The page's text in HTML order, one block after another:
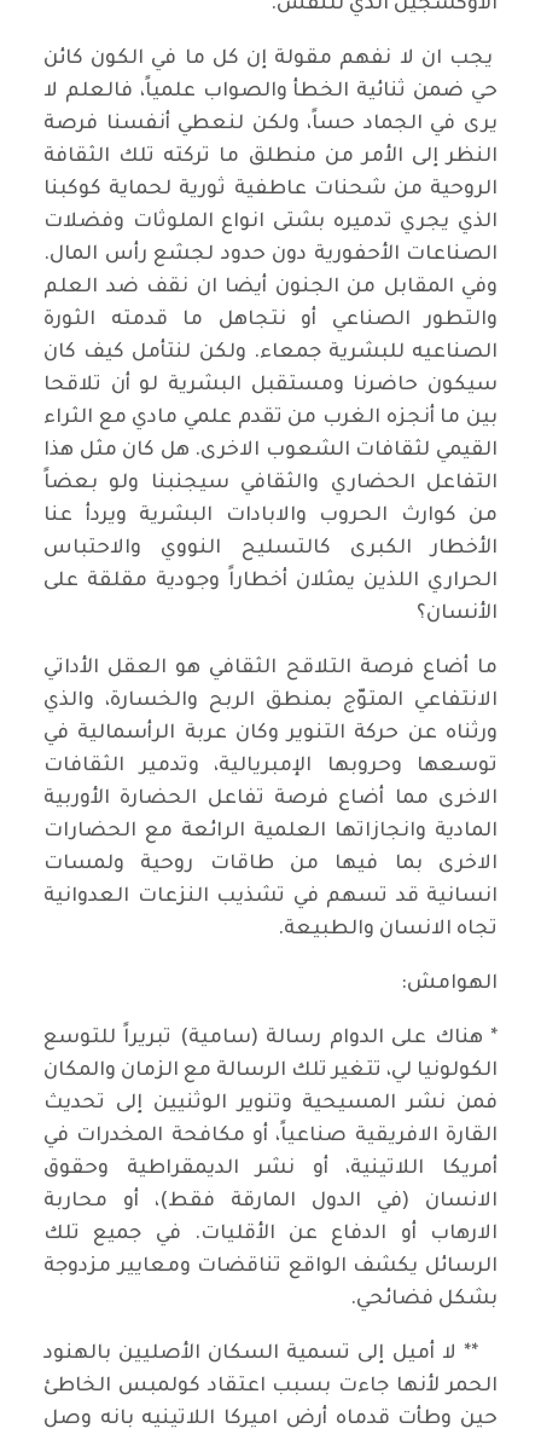
الأوكسجين الذي نتنفس.
يجب ان لا نفهم مقولة إن كل ما في الكون كائن
حي ضمن ثنائية الخطأ والصواب علمياً، فالعلم لا
يرى في الجماد حساً، ولكن لنعطي أنفسنا فرصة
النظر إلى الأمر من منطلق ما تركته تلك الثقافة
الروحية من شحنات عاطفية ثورية لحماية كوكبنا
الذي يجري تدميره بشتى انواع الملوثات وفضلات
الصناعات الأحفورية دون حدود لجشع رأس المال.
وفي المقابل من الجنون أيضا ان نقف ضد العلم
والتطور الصناعي أو نتجاهل ما قدمته الثورة
الصناعيه للبشرية جمعاء. ولكن لنتأمل كيف كان
سيكون حاضرنا ومستقبل البشرية لو أن تلاقحا
بين ما أنجزه الغرب من تقدم علمي مادي مع الثراء
القيمي لثقافات الشعوب الاخرى. هل كان مثل هذا
التفاعل الحضاري والثقافي سيجنبنا ولو بعضاً
من كوارث الحروب والابادات البشرية ويردأ عنا
الأخطار الكبرى كالتسليح النووي والاحتباس
الحراري اللذين يمثلان أخطاراً وجودية مقلقة على
الأنسان؟
ما أضاع فرصة التلاقح الثقافي هو العقل الأداتي
الانتفاعي المتوّج بمنطق الربح والخسارة، والذي
ورثناه عن حركة التنوير وكان عربة الرأسمالية في
توسعها وحروبها الإمبريالية، وتدمير الثقافات
الاخرى مما أضاع فرصة تفاعل الحضارة الأوربية
المادية وانجازاتها العلمية الرائعة مع الحضارات
الاخرى بما فيها من طاقات روحية ولمسات
انسانية قد تسهم في تشذيب النزعات العدوانية
تجاه الانسان والطبيعة.
الهوامش:
* هناك على الدوام رسالة (سامية) تبريراً للتوسع
الكولونيا لي، تتغير تلك الرسالة مع الزمان والمكان
فمن نشر المسيحية وتنوير الوثنيين إلى تحديث
القارة الافريقية صناعياً، أو مكافحة المخدرات في
أمريكا اللاتينية، أو نشر الديمقراطية وحقوق
الانسان (في الدول المارقة فقط)، أو محاربة
الارهاب أو الدفاع عن الأقليات. في جميع تلك
الرسائل يكشف الواقع تناقضات ومعايير مزدوجة
بشكل فضائحي.
** لا أميل إلى تسمية السكان الأصليين بالهنود
الحمر لأنها جاءت بسبب اعتقاد كولمبس الخاطئ
حين وطأت قدماه أرض اميركا اللاتينيه بانه وصل